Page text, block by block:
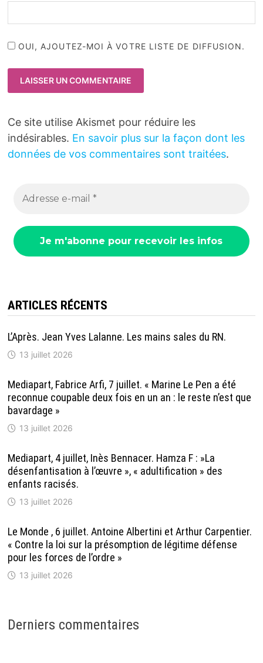
OUI, AJOUTEZ-MOI À VOTRE LISTE DE DIFFUSION.
Ce site utilise Akismet pour réduire les
indésirables. En savoir plus sur la façon dont les
données de vos commentaires sont traitées.
ARTICLES RÉCENTS
L’Après. Jean Yves Lalanne. Les mains sales du RN.
13 juillet 2026
Mediapart, Fabrice Arfi, 7 juillet. « Marine Le Pen a été
reconnue coupable deux fois en un an : le reste n’est que
bavardage »
13 juillet 2026
Mediapart, 4 juillet, Inès Bennacer. Hamza F : »La
désenfantisation à l’œuvre », « adultification » des
enfants racisés.
13 juillet 2026
Le Monde , 6 juillet. Antoine Albertini et Arthur Carpentier.
« Contre la loi sur la présomption de légitime défense
pour les forces de l’ordre »
13 juillet 2026
Derniers commentaires